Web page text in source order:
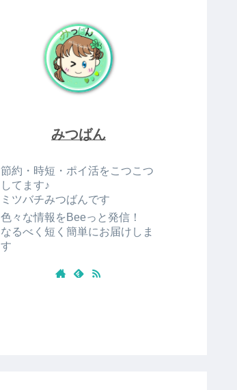
みつばん
節約・時短・ポイ活をこつこつ
してます♪
ミツバチみつばんです
色々な情報をBeeっと発信！
なるべく短く簡単にお届けしま
す